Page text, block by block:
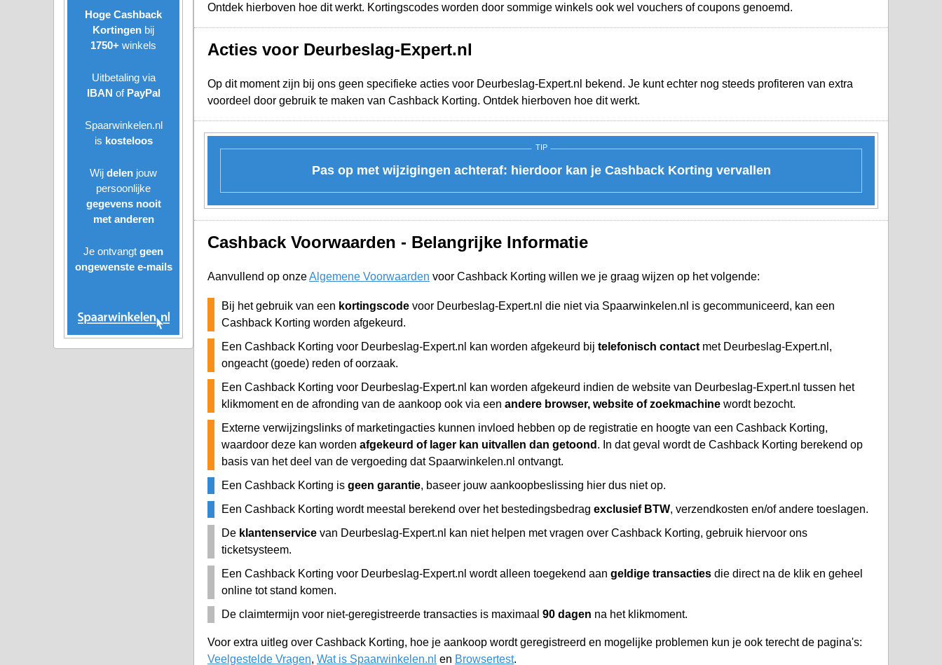
Hoge Cashback
Kortingen bij
1750+ winkels
Uitbetaling via
IBAN of PayPal
Spaarwinkelen.nl
is kosteloos
Wij delen jouw
persoonlijke
gegevens nooit
met anderen
Je ontvangt geen
ongewenste e-mails
Ontdek hierboven hoe dit werkt. Kortingscodes worden door sommige winkels ook wel vouchers of coupons genoemd.
Acties voor Deurbeslag-Expert.nl
Op dit moment zijn bij ons geen specifieke acties voor Deurbeslag-Expert.nl bekend. Je kunt echter nog steeds profiteren van extra
voordeel door gebruik te maken van Cashback Korting. Ontdek hierboven hoe dit werkt.
TIP
Pas op met wijzigingen achteraf: hierdoor kan je Cashback Korting vervallen
Cashback Voorwaarden - Belangrijke Informatie
Aanvullend op onzeAlgemene Voorwaarden voor Cashback Korting willen we je graag wijzen op het volgende:
Bij het gebruik van een kortingscode voor Deurbeslag-Expert.nl die niet via Spaarwinkelen.nl is gecommuniceerd, kan een
Cashback Korting worden afgekeurd.
Een Cashback Korting voor Deurbeslag-Expert.nl kan worden afgekeurd bij telefonisch contact met Deurbeslag-Expert.nl,
ongeacht (goede) reden of oorzaak.
Een Cashback Korting voor Deurbeslag-Expert.nl kan worden afgekeurd indien de website van Deurbeslag-Expert.nl tussen het
klikmoment en de afronding van de aankoop ook via een andere browser, website of zoekmachine wordt bezocht.
Externe verwijzingslinks of marketingacties kunnen invloed hebben op de registratie en hoogte van een Cashback Korting,
waardoor deze kan worden afgekeurd of lager kan uitvallen dan getoond . In dat geval wordt de Cashback Korting berekend op
basis van het deel van de vergoeding dat Spaarwinkelen.nl ontvangt.
Een Cashback Korting is geen garantie, baseer jouw aankoopbeslissing hier dus niet op.
Een Cashback Korting wordt meestal berekend over het bestedingsbedrag exclusief BTW, verzendkosten en/of andere toeslagen.
De klantenservice van Deurbeslag-Expert.nl kan niet helpen met vragen over Cashback Korting, gebruik hiervoor ons
ticketsysteem.
Een Cashback Korting voor Deurbeslag-Expert.nl wordt alleen toegekend aan geldige transacties die direct na de klik en geheel
online tot stand komen.
De claimtermijn voor niet-geregistreerde transacties is maximaal 90 dagen na het klikmoment.
Voor extra uitleg over Cashback Korting, hoe je aankoop wordt geregistreerd en mogelijke problemen kun je ook terecht de pagina's:
Veelgestelde Vragen, Wat is Spaarwinkelen.nl en Browsertest.